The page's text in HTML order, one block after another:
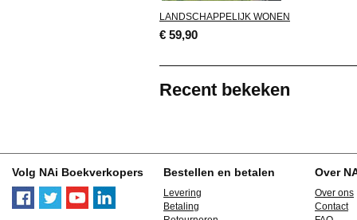
LANDSCHAPPELIJK WONEN
€ 59,90
Recent bekeken
Volg NAi Boekverkopers Bestellen en betalen
Levering
Betaling
Over
Over ons
Contact